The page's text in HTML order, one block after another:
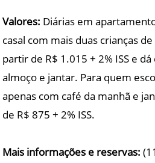
Valores: Diárias em
casal com mais duas crianças
partir de R$ 1.015 + 2% ISS e
almoço e jantar. Para quem
apenas com café da manhã e
de R$ 875 + 2% ISS.
Mais informações e reservas: